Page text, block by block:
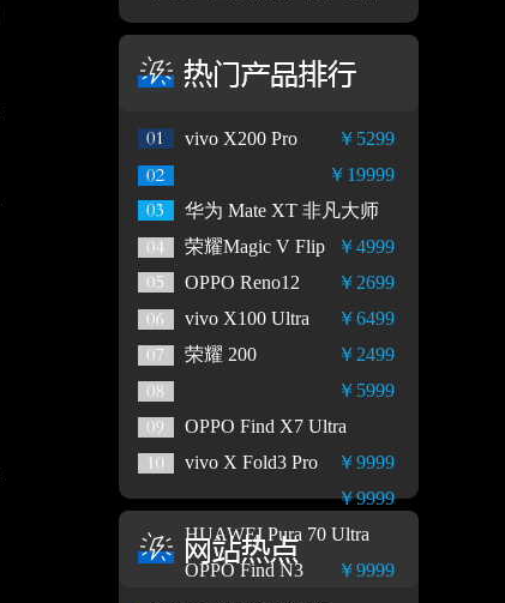
￥5299
vivo X200 Pro
￥19999
华为 Mate XT 非凡大师
￥4999
荣耀Magic V Flip
￥2699
OPPO Reno12
￥6499
vivo X100 Ultra
￥2499
荣耀 200
￥5999
OPPO Find X7 Ultra
￥9999
vivo X Fold3 Pro
￥9999
HUAWEI Pura 70 Ultra
￥9999
OPPO Find N3